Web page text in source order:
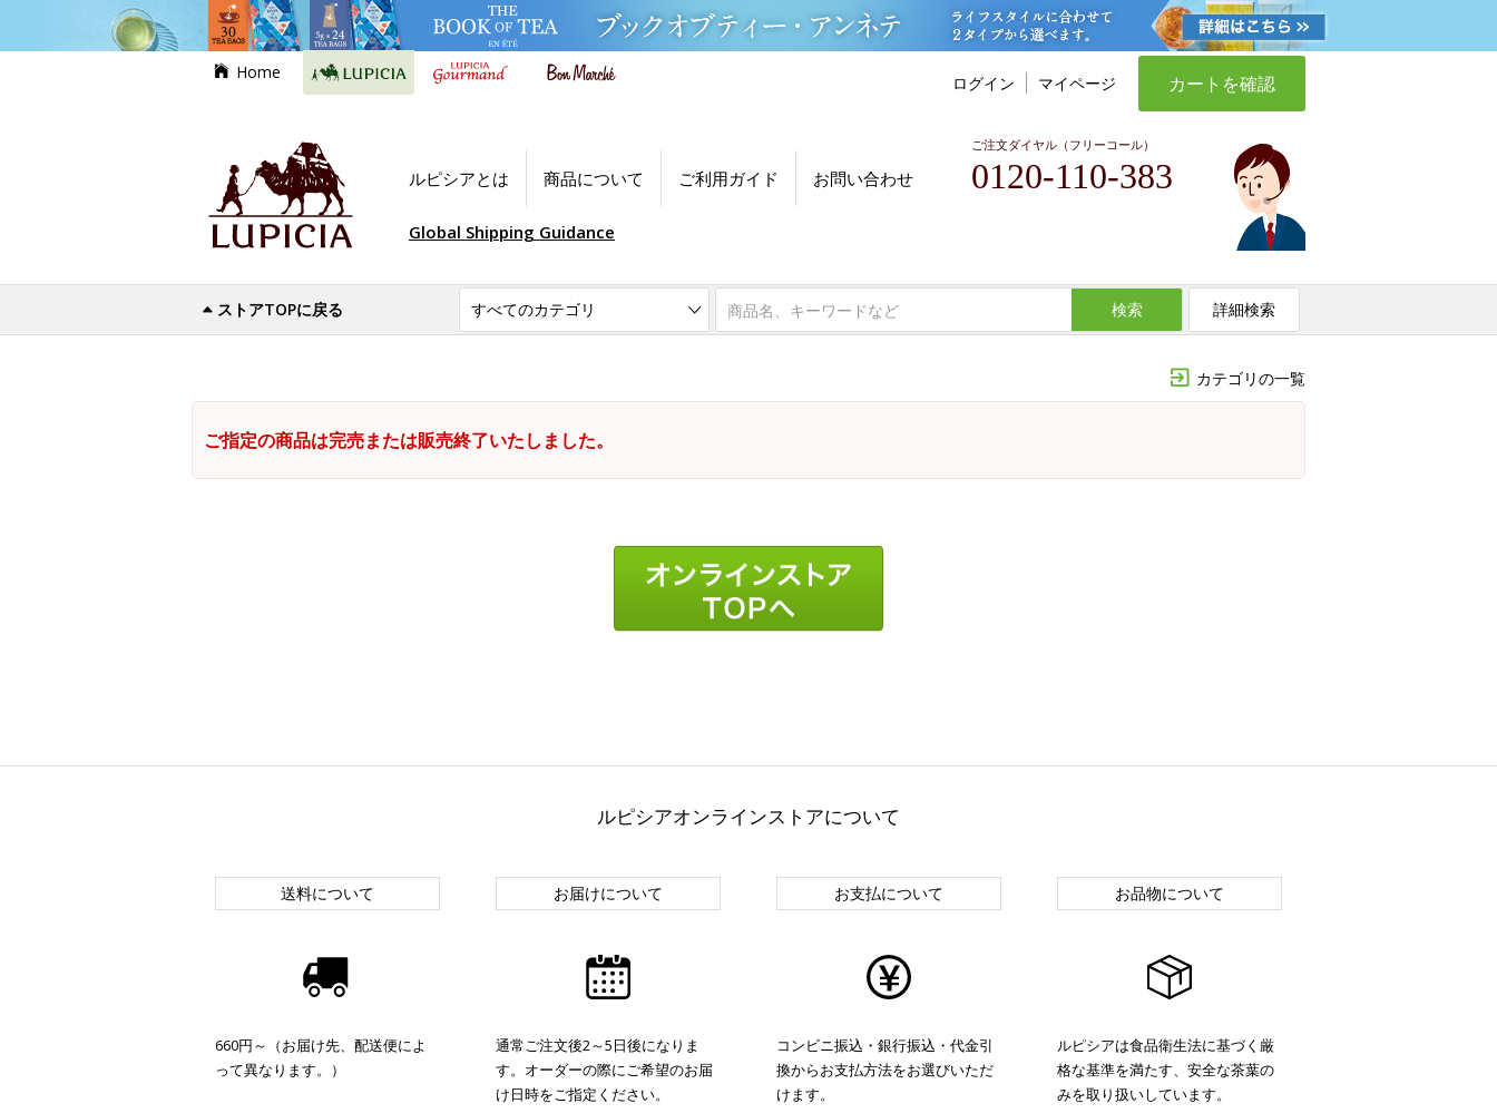
Home
ログイン マイページ カートを確認
ルピシアとは 商品について ご利用ガイド お問い合わせ
ご注文ダイヤル（フリーコール）
0120-110-383
Global Shipping Guidance
ストアTOPに戻る 検索 詳細検索
カテゴリの一覧
ご指定の商品は完売または販売終了いたしました。
ルピシアオンラインストアについて
送料について
660円～（お届け先、配送便によ
って異なります。）
お届けについて
通常ご注文後2～5日後になりま
す。オーダーの際にご希望のお届
け日時をご指定ください。
お支払について
コンビニ振込・銀行振込・代金引
換からお支払方法をお選びいただ
けます。
お品物について
ルピシアは食品衛生法に基づく厳
格な基準を満たす、安全な茶葉の
みを取り扱いしています。